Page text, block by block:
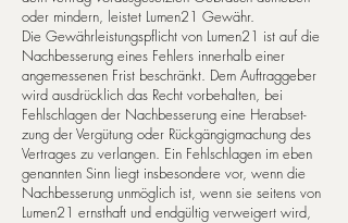
oder mindern, leistet Lumen21 Gewähr.
Die Gewährleistungspflicht von Lumen21 ist auf die
Nachbesserung eines Fehlers innerhalb einer
angemessenen Frist beschränkt. Dem Auftraggeber
wird ausdrücklich das Recht vor­behalten, bei
Fehlschlagen der Nachbesserung eine He­rab­set­
zung der Vergütung oder Rück­gän­gigmachung des
Vertrages zu verlangen. Ein Fehlschlagen im eben
genannten Sinn liegt ins­beson­de­re vor, wenn die
Nachbesserung unmöglich ist, wenn sie seitens von
Lumen21 ernsthaft und endgültig verweigert wird,